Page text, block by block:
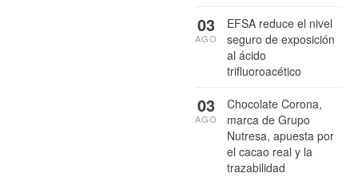
EFSA reduce el nivel
seguro de exposición
al ácido
trifluoroacético
03
AGO
Chocolate Corona,
marca de Grupo
Nutresa, apuesta por
el cacao real y la
trazabilidad
03
AGO